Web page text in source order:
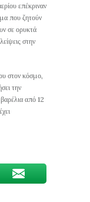
επέκριναν
που ζητούν
σε ορυκτά
στην
στον κόσμο,
την
από 12